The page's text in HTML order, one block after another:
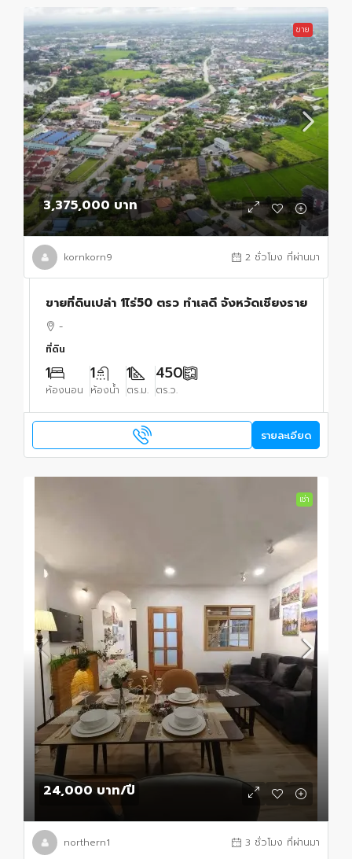
ขาย
3,375,000 บาท
kornkorn9 2 ชั่วโมง ที่ผ่านมา
ขายที่ดินเปล่า 1ไร่50 ตรว ทำเลดี จังหวัดเชียงราย
-
ที่ดิน
1
ห้องนอน
1
ห้องน้ำ
1
ตร.ม.
450
ตร.ว.
รายละเอียด
เช่า
24,000 บาท/ปี
northern1 3 ชั่วโมง ที่ผ่านมา